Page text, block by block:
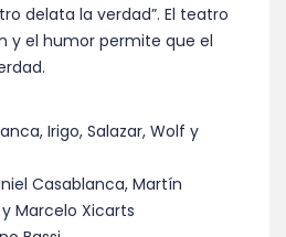
delata la verdad”. El teatro
y el humor permite que el
Irigo, Salazar, Wolf y
Casablanca, Martín
Marcelo Xicarts